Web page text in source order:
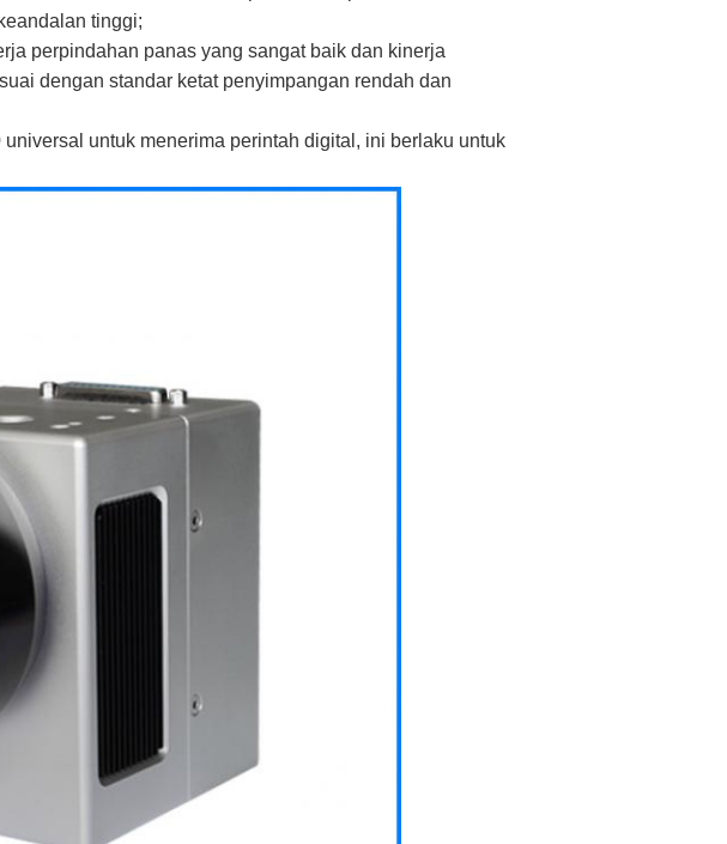
tinggi;
perpindahan panas yang sangat baik dan kinerja
dengan standar ketat penyimpangan rendah dan
untuk menerima perintah digital, ini berlaku untuk